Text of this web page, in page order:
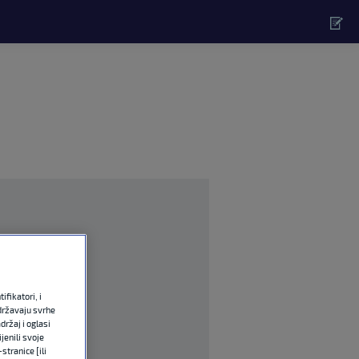
i
svrhe
i oglasi
svoje
stranice [ili